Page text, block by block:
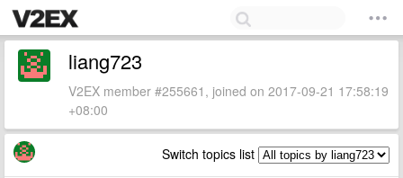
liang723
V2EX member #255661, joined on 2017-09-21 17:58:19
+08:00
Switch topics list